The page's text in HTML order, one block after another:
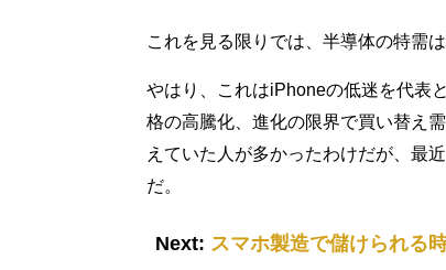
これを見る限りでは、半導体の特需
やはり、これはiPhoneの低迷を代表
格の高騰化、進化の限界で買い替え
えていた人が多かったわけだが、最
だ。
Next: スマホ製造で儲けられる